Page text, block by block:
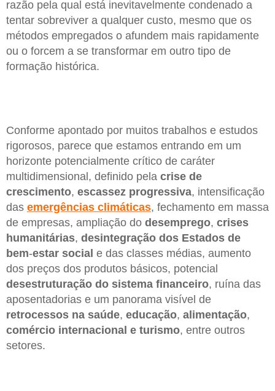
razão pela qual está inevitavelmente condenado a
tentar sobreviver a qualquer custo, mesmo que os
métodos empregados o afundem mais rapidamente
ou o forcem a se transformar em outro tipo de
formação histórica.
Conforme apontado por muitos trabalhos e estudos
rigorosos, parece que estamos entrando em um
horizonte potencialmente crítico de caráter
multidimensional, definido pela crise de
crescimento, escassez progressiva, intensificação
das emergências climáticas, fechamento em massa
de empresas, ampliação do desemprego, crises
humanitárias, desintegração dos Estados de
bem-estar social e das classes médias, aumento
dos preços dos produtos básicos, potencial
desestruturação do sistema financeiro, ruína das
aposentadorias e um panorama visível de
retrocessos na saúde, educação, alimentação,
comércio internacional e turismo, entre outros
setores.